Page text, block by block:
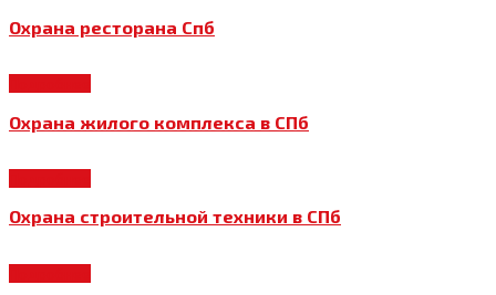
Охрана ресторана Спб
Охрана жилого комплекса в СПб
Охрана строительной техники в СПб